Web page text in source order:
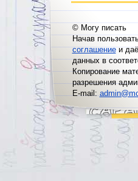
© Могу писать
Начав
соглашениеи
данных в
Копирование
разрешения
E-mail: